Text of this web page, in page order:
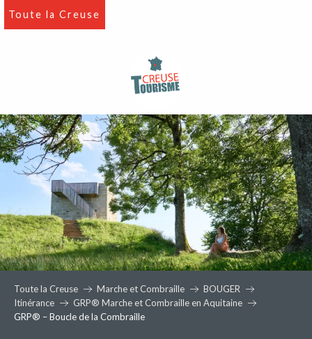
Aller
Toute la Creuse
Toute la Creuse Marche et Combraille
BOUGER
Itinérance
GRP® Marche et Combraille en Aquitaine
GRP® – Boucle de la Combraille